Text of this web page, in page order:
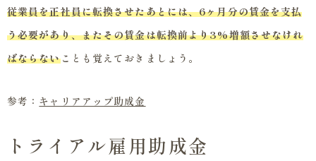
従業員を正社員に転換させたあとには、6ヶ月分の賃金を支払
う必要があり、またその賃金は転換前より3%増額させなけれ
ばならないことも覚えておきましょう。
参考： キャリアアップ助成金
トライアル雇用助成金